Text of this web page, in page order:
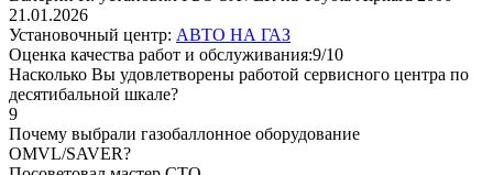
21.01.2026
Установочный центр: АВТО НА ГАЗ
Оценка качества работ и обслуживания:9/10
Насколько Вы удовлетворены работой сервисного центра по
десятибальной шкале?
9
Почему выбрали газобаллонное оборудование
OMVL/SAVER?